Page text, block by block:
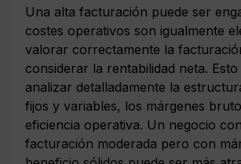
Una alta facturación puede ser
costes operativos son igualmente
valorar correctamente la
considerar la rentabilidad neta. Esto
analizar detalladamente la
fijos y variables, los márgenes
eficiencia operativa. Un negocio
facturación moderada pero con